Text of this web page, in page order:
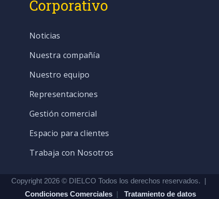
Corporativo
Noticias
Nuestra compañía
Nuestro equipo
Representaciones
Gestión comercial
Espacio para clientes
Trabaja con Nosotros
Copyright 2026 © DIELCO Todos los derechos reservados. |
Condiciones Comerciales | Tratamiento de datos